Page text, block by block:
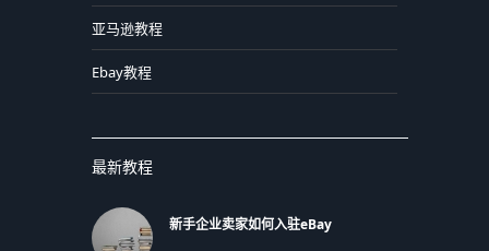
亚马逊教程
Ebay教程
最新教程
新手企业卖家如何入驻eBay